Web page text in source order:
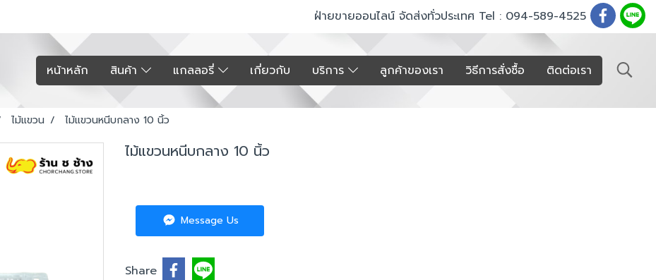
ฝ่ายขายออนไลน์ จัดส่งทั่วประเทศ Tel : 094-589-4525
หน้าหลัก สินค้า แกลลอรี่ เกี่ยวกับ บริการ ลูกค้าของเรา วิธีการสั่งซื้อ ติดต่อเรา
ไม้แขวน ไม้แขวนหนีบกลาง 10 นิ้ว
ไม้แขวนหนีบกลาง 10 นิ้ว
Message Us
Share